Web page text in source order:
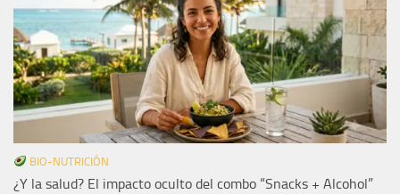
BIO-NUTRICIÓN
¿Y la salud? El impacto oculto del combo “Snacks + Alcohol”